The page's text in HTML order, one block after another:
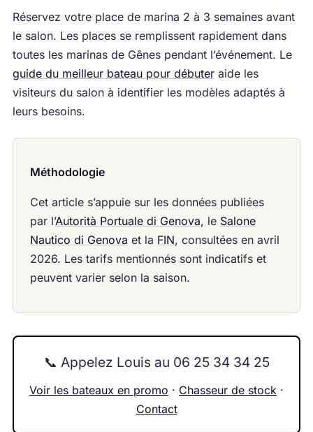
Réservez votre place de marina 2 à 3 semaines avant
le salon. Les places se remplissent rapidement dans
toutes les marinas de Gênes pendant l’événement. Le
guide du meilleur bateau pour débuteraide les
visiteurs du salon à identifier les modèles adaptés à
leurs besoins.
Méthodologie
Cet article s’appuie sur les données publiées
par l’Autorità Portuale di Genova, le Salone
Nautico di Genova et la FIN, consultées en avril
2026. Les tarifs mentionnés sont indicatifs et
peuvent varier selon la saison.
📞 Appelez Louis au 06 25 34 34 25
Voir les bateaux en promo · Chasseur de stock ·
Contact